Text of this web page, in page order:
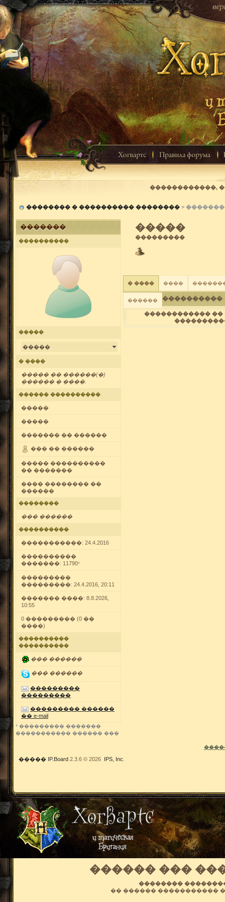
������������,
�������� � ���������� �������� >
�������
����������
�����
�����
� ����
����� �� ������(�)
������ � ����.
������ ����������
�����
�����
������� �� ������
��� �� ������
����� ����������
�� �������
���� �������� ��
������
��������
��� ������
����������
�����������: 24.4.2016
����������
�������: 11790*
���������
���������: 24.4.2016, 20:11
������� ����: 8.8.2026,
10:55
0 ��������� (0 ��
����)
����������
����������
��� ������
��� ������
���������
���������
��������� ������
�� e-mail
* ��������� �������
����������� ������ ���
�����
���������
� ���� ����
������ ����������
������������ ��
����� IP.Board 2.3.6 © 2026 IPS, Inc
������ ���
��������
�� ������ �����������